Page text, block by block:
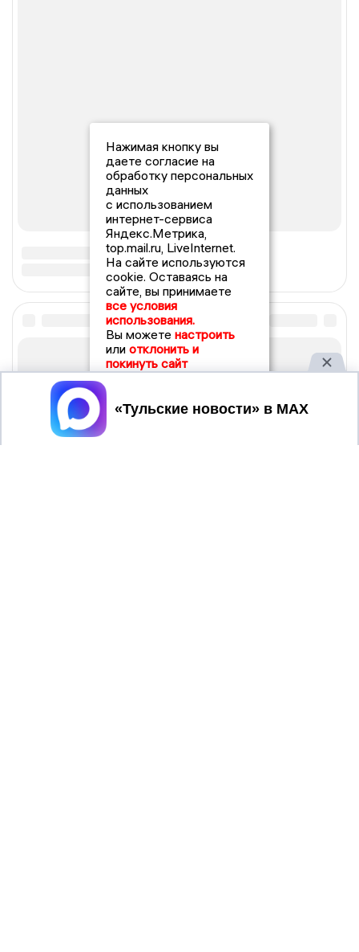
Нажимая кнопку вы
даете согласие на
обработку персональных
данных
с использованием
интернет-сервиса
Яндекс.Метрика,
top.mail.ru, LiveInternet.
На сайте используются
cookie. Оставаясь на
сайте, вы принимаете
все условия
использования.
Вы можете настроить
или отклонить и
покинуть сайт
Принять